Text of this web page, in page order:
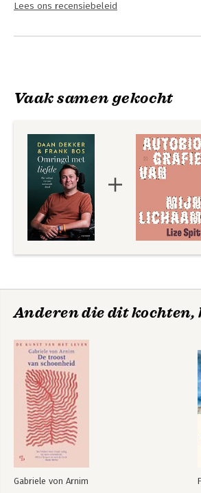
Lees ons recensiebeleid
Vaak samen gekocht
Anderen die dit kochten,
Gabriele von Arnim